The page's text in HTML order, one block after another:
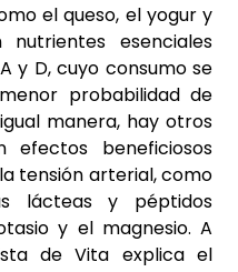
el queso, el yogur y
esenciales
y D, cuyo consumo se
probabilidad de
manera, hay otros
efectos beneficiosos
tensión arterial, como
lácteas y péptidos
y el magnesio. A
de Vita explica el